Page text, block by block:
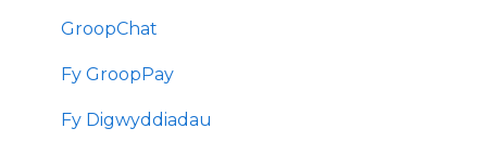
GroopChat
Fy GroopPay
Fy Digwyddiadau